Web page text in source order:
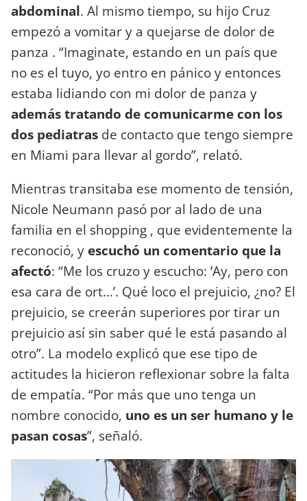
abdominal. Al mismo tiempo, su hijo Cruz
empezó a vomitar y a quejarse de dolor de
panza . “Imaginate, estando en un país que
no es el tuyo, yo entro en pánico y entonces
estaba lidiando con mi dolor de panza y
además tratando de comunicarme con los
dos pediatras de contacto que tengo siempre
en Miami para llevar al gordo”, relató.
Mientras transitaba ese momento de tensión,
Nicole Neumann pasó por al lado de una
familia en el shopping , que evidentemente la
reconoció, y escuchó un comentario que la
afectó: “Me los cruzo y escucho: ‘Ay, pero con
esa cara de ort…’. Qué loco el prejuicio, ¿no? El
prejuicio, se creerán superiores por tirar un
prejuicio así sin saber qué le está pasando al
otro”. La modelo explicó que ese tipo de
actitudes la hicieron reflexionar sobre la falta
de empatía. “Por más que uno tenga un
nombre conocido, uno es un ser humano y le
pasan cosas”, señaló.